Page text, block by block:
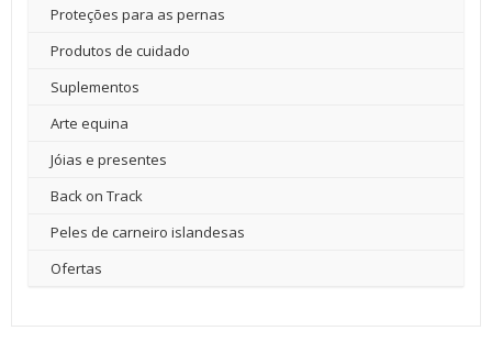
Proteções para as pernas
Produtos de cuidado
Suplementos
Arte equina
Jóias e presentes
Back on Track
Peles de carneiro islandesas
Ofertas